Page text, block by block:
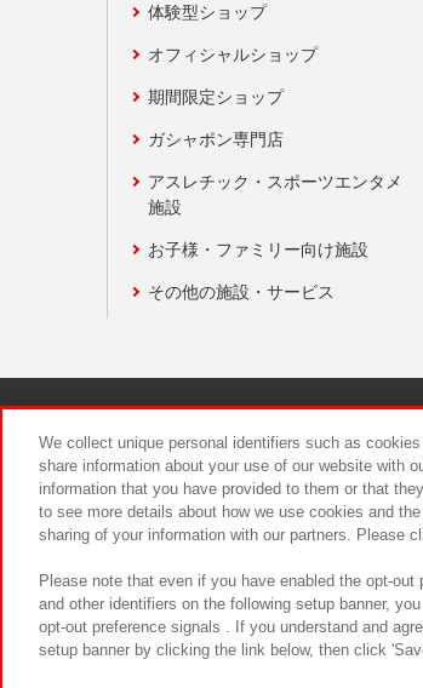
体験型ショップ
オフィシャルショップ
期間限定ショップ
ガシャポン専門店
アスレチック・スポーツエンタメ
施設
お子様・ファミリー向け施設
その他の施設・サービス
We collect unique personal identifiers such as
share information about your use of our website with
information that you have provided to them or that
to see more details about how we use cookies and
sharing of your information with our partners. Please
Please note that even if you have enabled the opt-
and other identifiers on the following setup banner,
opt-out preference signals . If you understand and
setup banner by clicking the link below, then click